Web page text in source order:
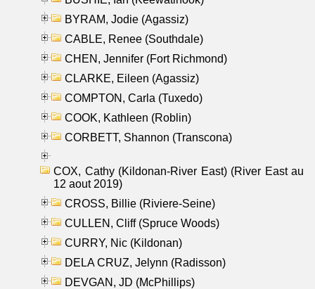
BYRAM, Jodie (Agassiz)
CABLE, Renee (Southdale)
CHEN, Jennifer (Fort Richmond)
CLARKE, Eileen (Agassiz)
COMPTON, Carla (Tuxedo)
COOK, Kathleen (Roblin)
CORBETT, Shannon (Transcona)
COX, Cathy (Kildonan-River East) (River East au
12 aout 2019)
CROSS, Billie (Riviere-Seine)
CULLEN, Cliff (Spruce Woods)
CURRY, Nic (Kildonan)
DELA CRUZ, Jelynn (Radisson)
DEVGAN, JD (McPhillips)